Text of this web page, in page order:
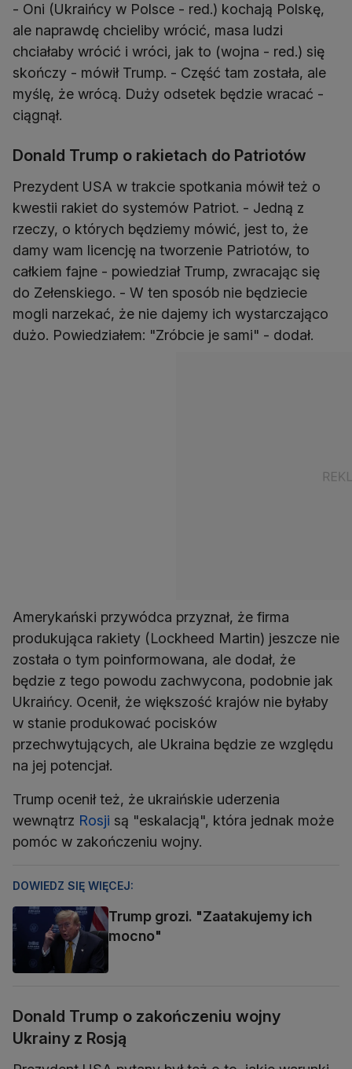
- Oni (Ukraińcy w Polsce - red.) kochają Polskę,
ale naprawdę chcieliby wrócić, masa ludzi
chciałaby wrócić i wróci, jak to (wojna - red.) się
skończy - mówił Trump. - Część tam została, ale
myślę, że wrócą. Duży odsetek będzie wracać -
ciągnął.
Donald Trump o rakietach do Patriotów
Prezydent USA w trakcie spotkania mówił też o
kwestii rakiet do systemów Patriot. - Jedną z
rzeczy, o których będziemy mówić, jest to, że
damy wam licencję na tworzenie Patriotów, to
całkiem fajne - powiedział Trump, zwracając się
do Zełenskiego. - W ten sposób nie będziecie
mogli narzekać, że nie dajemy ich wystarczająco
dużo. Powiedziałem: "Zróbcie je sami" - dodał.
Amerykański przywódca przyznał, że firma
produkująca rakiety (Lockheed Martin) jeszcze nie
została o tym poinformowana, ale dodał, że
będzie z tego powodu zachwycona, podobnie jak
Ukraińcy. Ocenił, że większość krajów nie byłaby
w stanie produkować pocisków
przechwytujących, ale Ukraina będzie ze względu
na jej potencjał.
Trump ocenił też, że ukraińskie uderzenia
wewnątrz Rosji są "eskalacją", która jednak może
pomóc w zakończeniu wojny.
DOWIEDZ SIĘ WIĘCEJ:
Trump grozi. "Zaatakujemy ich
mocno"
Donald Trump o zakończeniu wojny
Ukrainy z Rosją